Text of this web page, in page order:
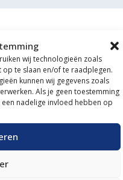
wij technologieën zoals
te slaan en/of te raadplegen.
kunnen wij gegevens zoals
Als je geen toestemming
nadelige invloed hebben op
klaar!